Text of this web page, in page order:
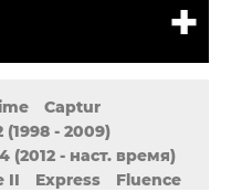
Captur
(1998 - 2009)
(2012 - наст. время)
II Express
Fluence